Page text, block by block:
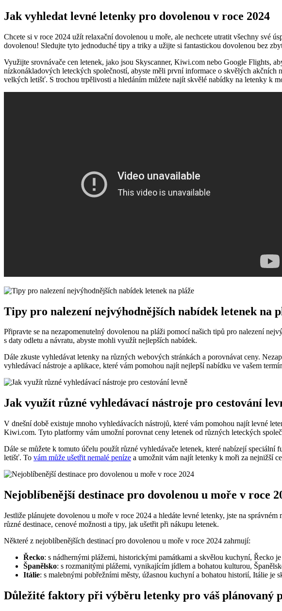
Jak vyhledat ⁣levné letenky ‍pro‌ dovolenou v roce ​2024
Chcete si v roce 2024 užít relaxační dovolenou u moře, ale ⁢nechcete utratit všechny své
⁣dovolenou! Sledujte tyto jednoduché‌ tipy a triky ‌a užijte‌ si fantastickou dovolenou bez‌
Využijte srovnávače cen letenek, jako jsou Skyscanner, Kiwi.com⁢ nebo Google Flights,‍
nízkonákladových leteckých společností, abyste měli první informace o skvělých
velkých letišť. S ‍trochou trpělivosti a ‌hledáním ​můžete najít skvělé nabídky na letenky k⁣
Tipy pro⁣ nalezení⁤ nejvýhodnějších ​nabídek‍ letenek na
Připravte ​se na‍ nezapomenutelný ​dovolenou na pláži pomocí našich tipů pro nalezení
s⁤ daty odletu ⁢a návratu, abyste mohli ‌využít nejlepších nabídek.
Dále zkuste vyhledávat⁣ letenky na⁤ různých webových⁤ stránkách a porovnávat ceny.⁢
vyhledávací nástroje a aplikace, které vám pomohou najít nejlepší nabídku ve vašem‌
Jak ⁢využít různé vyhledávací nástroje pro‌ cestování
V dnešní době existuje mnoho vyhledávacích nástrojů,⁢ které vám pomohou ⁣najít levné
Kiwi.com.‌ Tyto platformy vám⁣ umožní porovnat ceny letenek od různých leteckých
Dále se ⁤můžete k ⁢tomuto účelu použít různé vyhledávače letenek, které nabízejí
letišť. To vám může ušetřit nemalé peníze ​a umožnit vám najít letenky k moři za nejnižší
Nejoblíbenější destinace pro ⁤dovolenou u⁤ moře v​ roce
Jestliže plánujete dovolenou u moře v roce 2024 a hledáte levné letenky, jste na
různé ​destinace, cenové ‌možnosti a tipy,⁢ jak ušetřit při nákupu letenek.
Některé z nejoblíbenějších ⁤destinací ‌pro⁣ dovolenou u moře v roce 2024 zahrnují:
Řecko: s nádhernými ⁤plážemi, historickými ‍památkami a ‍skvělou kuchyní, Řecko
Španělsko: s rozmanitými plážemi,‍ vynikajícím ⁢jídlem a bohatou kulturou,
Itálie: s ⁢malebnými pobřežními městy, úžasnou ‍kuchyní a bohatou ⁢historií,‌ Itálie je
Důležité faktory při výběru‍ letenky pro ⁤váš plánovaný